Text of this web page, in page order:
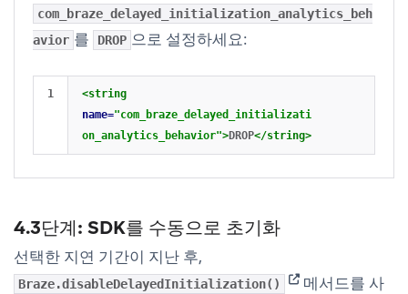
com_braze_delayed_initialization_analytics_beh
avior 를 DROP 으로 설정하세요:
<string
name="com_braze_delayed_initializati
on_analytics_behavior">DROP</string>
4.3단계: SDK를 수동으로 초기화
선택한 지연 기간이 지난 후,
Braze.disableDelayedInitialization() (opens in new
메서드를 사